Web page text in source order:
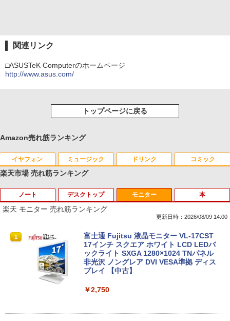
関連リンク
□ASUSTeK Computerのホームページ
http://www.asus.com/
トップページに戻る
Amazon売れ筋ランキング
イヤフォン
Anker Soundcore P40i オフホワイト
￥7,990
Anker Soundcore P31i ブラック
ミュージック
BRUCE WAYNE feat. Flo Milli, ATL Jacob
[Explicit]
BRUCE WAYNE feat. Flo Milli, ATL Jacob
[Explicit]
￥250
ドリンク
【Amazon.co.jp限定】 い・ろ・は・す 2L P
ET ラベルレス ×8本
by Amazon 天然水 ラベルレス 500ml ×24本
富士山の天然水 バナジウム含有 水 ミネラル
ットル (Smart Basic)
コミック
薬屋のひとりごと 17巻 (デジタル版ビッグガ
ンガンコミックス)
異世界居酒屋「のぶ」(22) (角川コミックス・
エース)
￥832
楽天市場 売れ筋ランキング
ノート
1
【★最大100%ポイント】【大特価!訳あ
り!】富士通 LIFEBOOK A576/第6世代 C
ore i3/メモリ:4GB/SSD:128GB/15.6型液
晶/USB 3.0/VGA/HDMI/DVD/Office/中古
パソコン ノートパソコン Windows11 W
デスクトップ モニター
楽天 モニター 売れ筋ランキング
更新日時：2026/08/09 14:00
1
富士通 Fujitsu 液晶モニター VL-17CST
17インチ スクエア ホワイト LCD LEDバ
ックライト SXGA 1280×1024 TNパネル
非光沢 ノングレア DVI VESA準拠 ディス
プレイ 【中古】
￥2,750
本